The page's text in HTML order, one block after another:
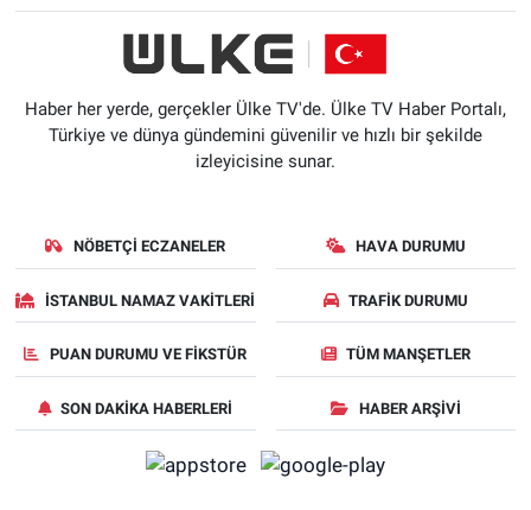
Haber her yerde, gerçekler Ülke TV'de. Ülke TV Haber Portalı,
Türkiye ve dünya gündemini güvenilir ve hızlı bir şekilde
izleyicisine sunar.
NÖBETÇI ECZANELER HAVA DURUMU
İSTANBUL NAMAZ VAKITLERI TRAFIK DURUMU
PUAN DURUMU VE FIKSTÜR TÜM MANŞETLER
SON DAKIKA HABERLERI HABER ARŞIVI